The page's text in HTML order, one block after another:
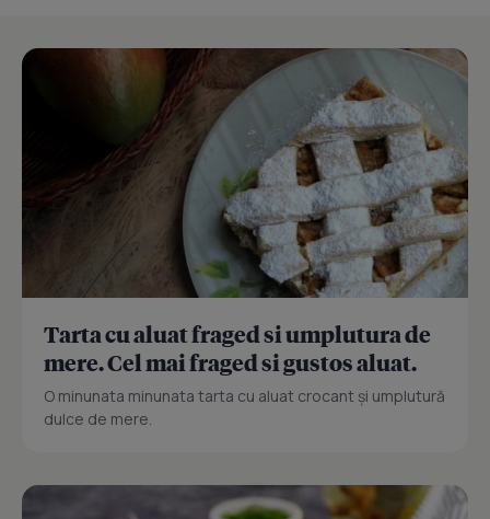
Tarta cu aluat fraged si umplutura de
mere. Cel mai fraged si gustos aluat.
O minunata minunata tarta cu aluat crocant și umplutură
dulce de mere.